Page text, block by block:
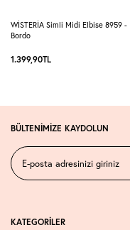
WİSTERİA Simli Midi Elbise 8959 -
Bordo
1.399,90TL
BÜLTENİMİZE KAYDOLUN
KATEGORİLER